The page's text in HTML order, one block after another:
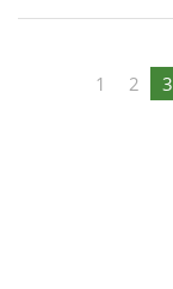
1 2 3